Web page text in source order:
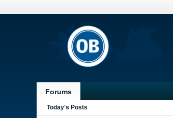
Forums
Today's Posts